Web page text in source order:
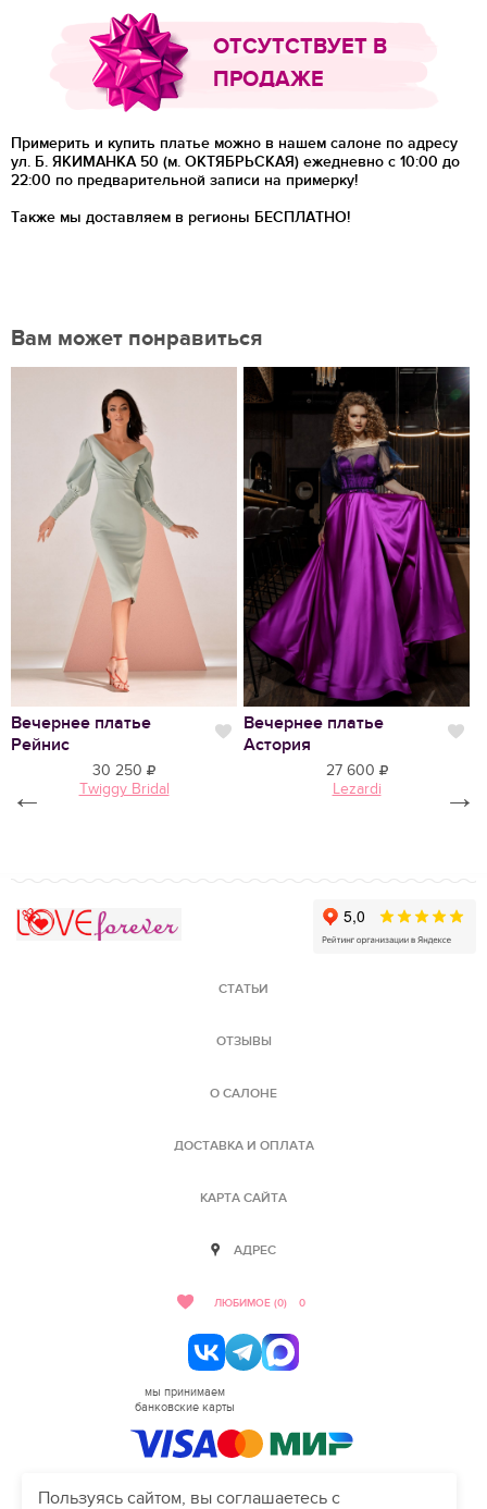
ОТСУТСТВУЕТ В
ПРОДАЖЕ
Примерить и купить платье можно в нашем салоне по адресу
ул. Б. ЯКИМАНКА 50 (м. ОКТЯБРЬСКАЯ) ежедневно с 10:00 до
22:00 по предварительной записи на примерку!
Также мы доставляем в регионы БЕСПЛАТНО!
Вам может понравиться
Вечернее платье
Рейнис
Нравится
30 250
Twiggy Bridal
Вечернее платье
Астория
27 600
Lezardi
← →
СТАТЬИ
ОТЗЫВЫ
О САЛОНЕ
ДОСТАВКА И ОПЛАТА
КАРТА САЙТА
АДРЕС
ЛЮБИМОЕ (0) 0
мы принимаем
банковские карты
Пользуясь сайтом, вы соглашаетесь с